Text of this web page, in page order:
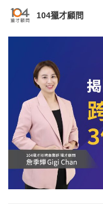
104獵才顧問